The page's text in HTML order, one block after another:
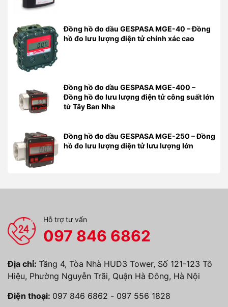
Đồng hồ đo dầu GESPASA MGE-40 – Đồng
hồ đo lưu lượng điện tử chính xác cao
Đồng hồ đo dầu GESPASA MGE-400 –
Đồng hồ đo lưu lượng điện tử công suất lớn
từ Tây Ban Nha
Đồng hồ đo dầu GESPASA MGE-250 – Đồng
hồ đo lưu lượng điện tử lưu lượng lớn
Hỗ trợ tư vấn
097 846 6862
Địa chỉ: Tầng 4, Tòa Nhà HUD3 Tower, Số 121-123 Tô
Hiệu, Phường Nguyễn Trãi, Quận Hà Đông, Hà Nội
Điện thoại: 097 846 6862 - 097 556 1828